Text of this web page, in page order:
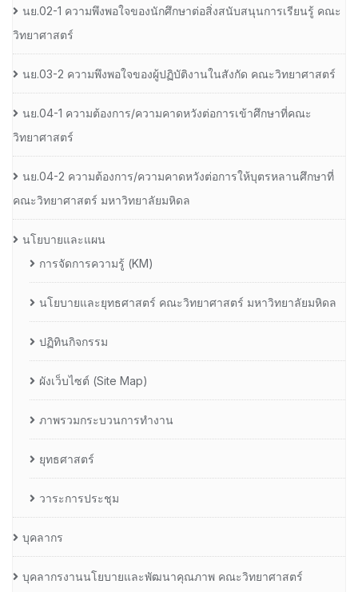
นย.02-1 ความพึงพอใจของนักศึกษาต่อสิ่งสนับสนุนการเรียนรู้ คณะ
วิทยาศาสตร์
นย.03-2 ความพึงพอใจของผู้ปฏิบัติงานในสังกัด คณะวิทยาศาสตร์
นย.04-1 ความต้องการ/ความคาดหวังต่อการเข้าศึกษาที่คณะ
วิทยาศาสตร์
นย.04-2 ความต้องการ/ความคาดหวังต่อการให้บุตรหลานศึกษาที่
คณะวิทยาศาสตร์ มหาวิทยาลัยมหิดล
นโยบายและแผน
การจัดการความรู้ (KM)
นโยบายและยุทธศาสตร์ คณะวิทยาศาสตร์ มหาวิทยาลัยมหิดล
ปฏิทินกิจกรรม
ผังเว็บไซต์ (Site Map)
ภาพรวมกระบวนการทำงาน
ยุทธศาสตร์
วาระการประชุม
บุคลากร
บุคลากรงานนโยบายและพัฒนาคุณภาพ คณะวิทยาศาสตร์